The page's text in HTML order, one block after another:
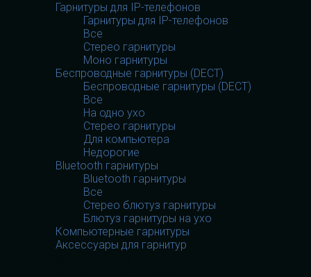
Гарнитуры для IP-телефонов
Гарнитуры для IP-телефонов
Все
Стерео гарнитуры
Моно гарнитуры
Беспроводные гарнитуры (DECT)
Беспроводные гарнитуры (DECT)
Все
На одно ухо
Стерео гарнитуры
Для компьютера
Недорогие
Bluetooth гарнитуры
Bluetooth гарнитуры
Все
Стерео блютуз гарнитуры
Блютуз гарнитуры на ухо
Компьютерные гарнитуры
Аксессуары для гарнитур